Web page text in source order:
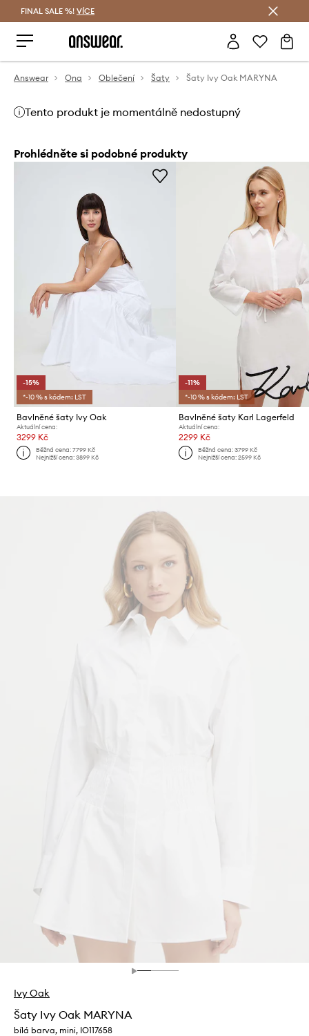
FINAL SALE %! VÍCE
Answear Ona Oblečení Šaty Šaty Ivy Oak MARYNA
Tento produkt je momentálně nedostupný
Prohlédněte si podobné produkty
-15%
*-10 % s kódem: LST
Bavlněné šaty Ivy Oak
Aktuální cena:
3299 Kč
Běžná cena:7799 Kč
Nejnižší cena:3899 Kč
-11%
*-10 % s kódem: LST
Bavlněné šaty Karl Lagerfeld
Aktuální cena:
2299 Kč
Běžná cena: 3799 Kč
Nejnižší cena: 2599 Kč
Ivy Oak
Šaty Ivy Oak MARYNA
bílá barva, mini, IO117658